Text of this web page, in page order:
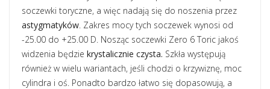
soczewki toryczne, a więc nadają się do noszenia przez
astygmatyków. Zakres mocy tych soczewek wynosi od
-25.00 do +25.00 D. Nosząc soczewki Zero 6 Toric jakoś
widzenia będzie krystalicznie czysta. Szkła występują
również w wielu wariantach, jeśli chodzi o krzywiznę, moc
cylindra i oś. Ponadto bardzo łatwo się dopasowują, a